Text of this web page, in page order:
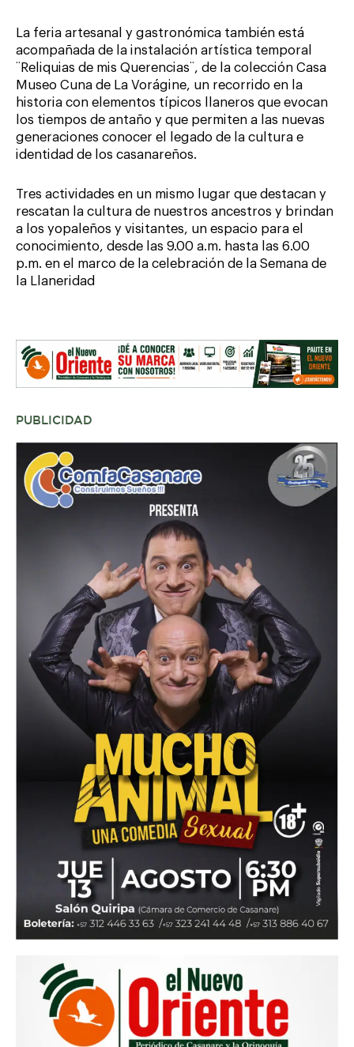
La feria artesanal y gastronómica también está
acompañada de la instalación artística temporal
¨Reliquias de mis Querencias¨, de la colección Casa
Museo Cuna de La Vorágine, un recorrido en la
historia con elementos típicos llaneros que evocan
los tiempos de antaño y que permiten a las nuevas
generaciones conocer el legado de la cultura e
identidad de los casanareños.
Tres actividades en un mismo lugar que destacan y
rescatan la cultura de nuestros ancestros y brindan
a los yopaleños y visitantes, un espacio para el
conocimiento, desde las 9.00 a.m. hasta las 6.00
p.m. en el marco de la celebración de la Semana de
la Llaneridad
PUBLICIDAD